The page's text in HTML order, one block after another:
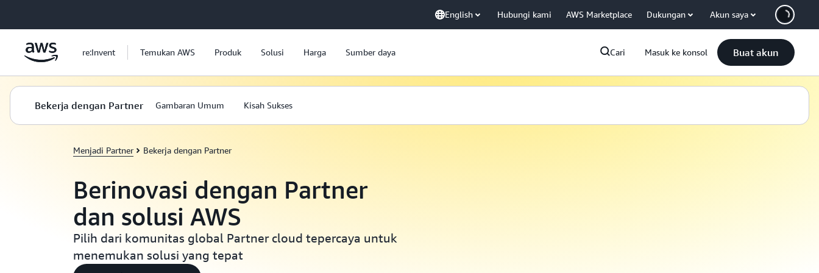
English Hubungi kami AWS Marketplace Dukungan Akun saya
re:Invent Temukan AWS Produk Solusi Harga Sumber daya Cari Masuk ke konsol Buat akun
Bekerja dengan Partner Gambaran Umum Kisah Sukses
Menjadi Partner Bekerja dengan Partner
Berinovasi dengan Partner
dan solusi AWS
Pilih dari komunitas global Partner cloud tepercaya untuk
menemukan solusi yang tepat